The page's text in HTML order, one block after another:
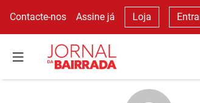
Contacte-nos Assine já Loja